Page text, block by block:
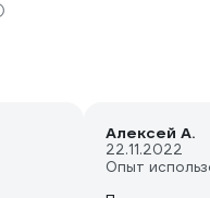
Алексей А.
22.11.2022
Опыт